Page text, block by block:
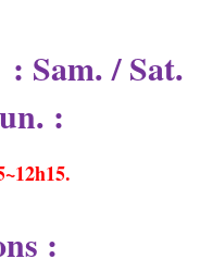
Sam. / Sat.
:
: